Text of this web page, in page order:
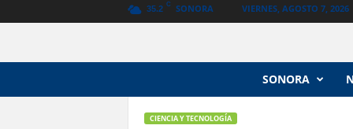
35.2 C SONORA VIERNES, AGOSTO 7, 2026
SONORA
CIENCIA Y TECNOLOGÍA